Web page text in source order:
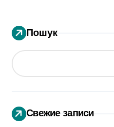
Пошук
Свежие записи